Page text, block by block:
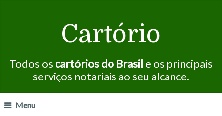
Cartório
Todos os cartórios do Brasil e os principais
serviços notariais ao seu alcance.
Menu